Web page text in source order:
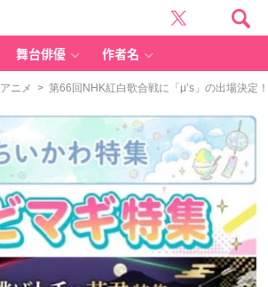
舞台俳優 作者名
アニメ > 第66回NHK紅白歌合戦に「μ’s」の出場決定！